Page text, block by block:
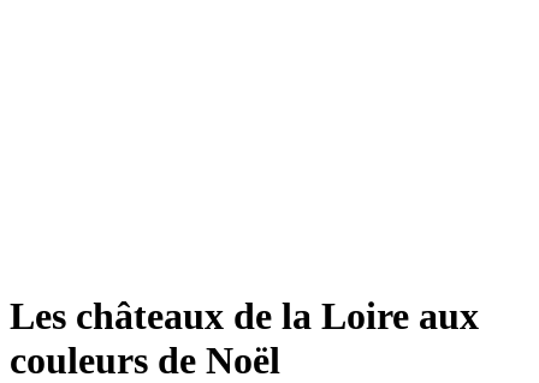
Les châteaux de la Loire aux
couleurs de Noël